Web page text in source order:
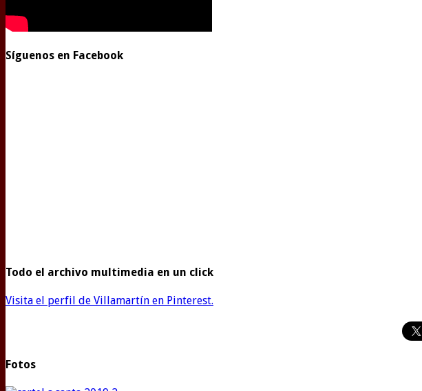
Síguenos en Facebook
Todo el archivo multimedia en un click
Visita el perfil de Villamartín en Pinterest.
Fotos